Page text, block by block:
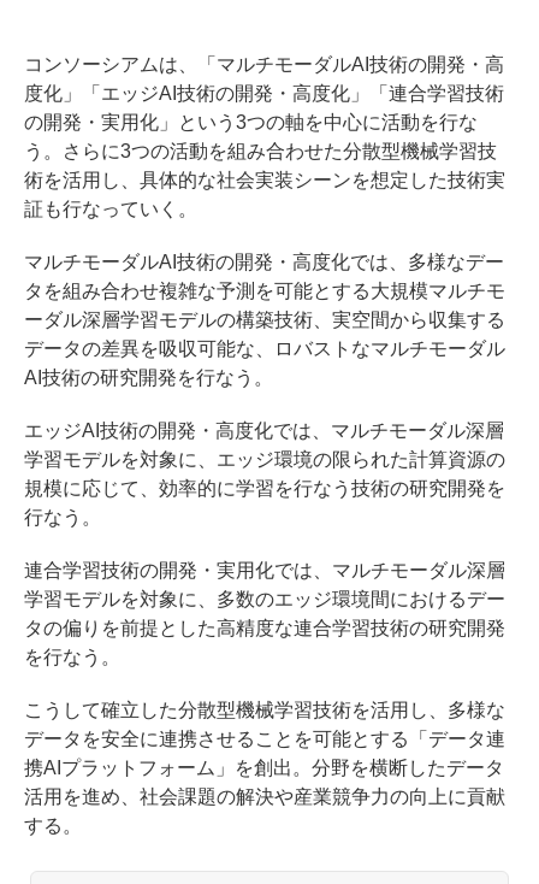
コンソーシアムは、「マルチモーダルAI技術の開発・高
度化」「エッジAI技術の開発・高度化」「連合学習技術
の開発・実用化」という3つの軸を中心に活動を行な
う。さらに3つの活動を組み合わせた分散型機械学習技
術を活用し、具体的な社会実装シーンを想定した技術実
証も行なっていく。
マルチモーダルAI技術の開発・高度化では、多様なデー
タを組み合わせ複雑な予測を可能とする大規模マルチモ
ーダル深層学習モデルの構築技術、実空間から収集する
データの差異を吸収可能な、ロバストなマルチモーダル
AI技術の研究開発を行なう。
エッジAI技術の開発・高度化では、マルチモーダル深層
学習モデルを対象に、エッジ環境の限られた計算資源の
規模に応じて、効率的に学習を行なう技術の研究開発を
行なう。
連合学習技術の開発・実用化では、マルチモーダル深層
学習モデルを対象に、多数のエッジ環境間におけるデー
タの偏りを前提とした⾼精度な連合学習技術の研究開発
を行なう。
こうして確立した分散型機械学習技術を活用し、多様な
データを安全に連携させることを可能とする「データ連
携AIプラットフォーム」を創出。分野を横断したデータ
活用を進め、社会課題の解決や産業競争力の向上に貢献
する。